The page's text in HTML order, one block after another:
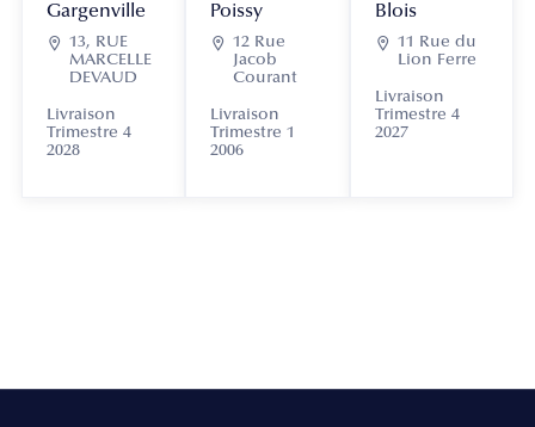
Gargenville
 13, RUE
MARCELLE
DEVAUD
Livraison
Trimestre 4
2028
Poissy
 12 Rue
Jacob
Courant
Livraison
Trimestre 1
2006
Blois
 11 Rue du
Lion Ferre
Livraison
Trimestre 4
2027